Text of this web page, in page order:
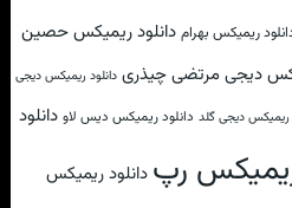
ریمیکس بهرام دانلود ریمیکس حصین
دیجی مرتضی چیذری دانلود ریمیکس دیجی
ریمیکس دیجی گلد دانلود ریمیکس دیس لاو دانلود
ریمیکس رپ دانلود ریمیکس